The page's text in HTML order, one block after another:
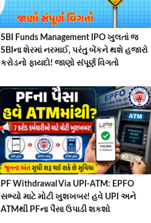
SBI Funds Management IPO ખુલતાં જ
SBIના શેરમાં નરમાઈ, પરંતુ બેંકને થશે હજારો
કરોડનો ફાયદો! જાણો સંપૂર્ણ વિગતો
PF Withdrawal Via UPI-ATM: EPFO
સભ્યો માટે મોટી ખુશખબર! હવે UPI અને
ATMથી PFના પૈસા ઉપાડી શકશો